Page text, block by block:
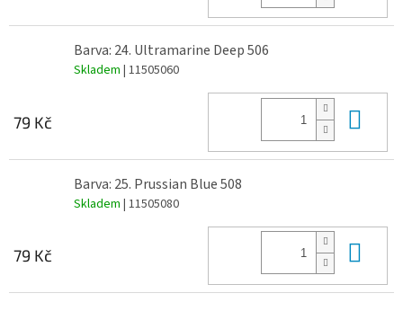
Barva: 24. Ultramarine Deep 506
Skladem | 11505060
79 Kč
Barva: 25. Prussian Blue 508
Skladem | 11505080
79 Kč